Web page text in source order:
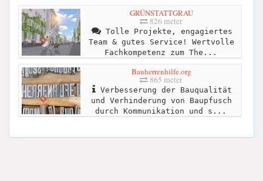
GRÜNSTATTGRAU
826 meter
Tolle Projekte, engagiertes
Team & gutes Service! Wertvolle
Fachkompetenz zum The...
Bauherrenhilfe.org
865 meter
Verbesserung der Bauqualität
und Verhinderung von Baupfusch
durch Kommunikation und s...